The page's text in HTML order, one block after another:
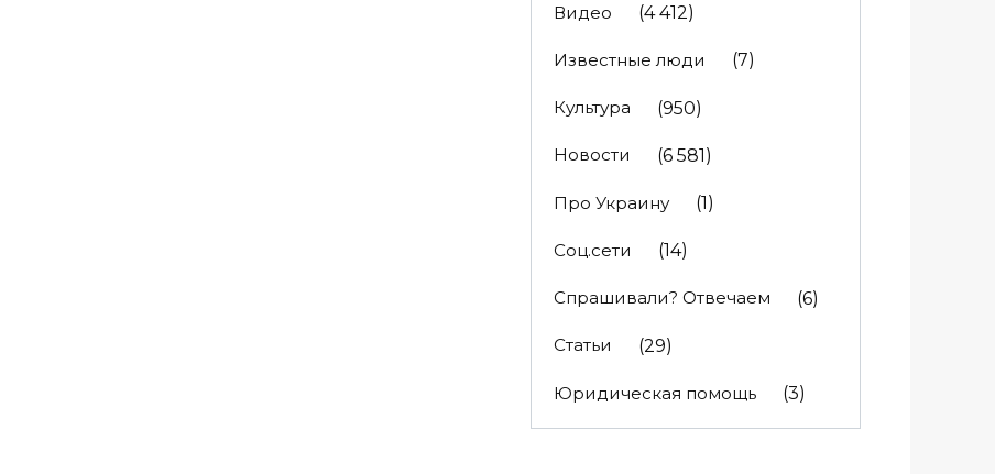
Видео
(4 412)
Известные люди (7)
Культура (950)
Новости (6 581)
Про Украину (1)
Соц.сети (14)
Спрашивали? Отвечаем (6)
Статьи (29)
Юридическая помощь (3)